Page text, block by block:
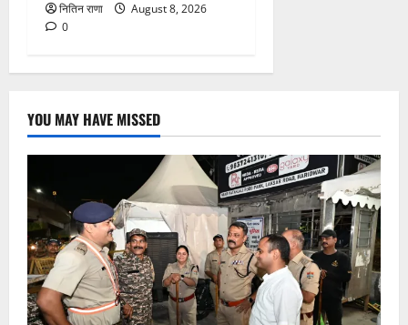
नितिन राणा
August 8, 2026
0
YOU MAY HAVE MISSED